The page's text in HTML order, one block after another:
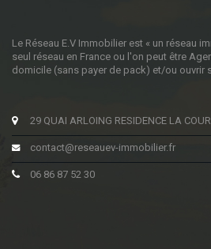
Le Réseau E.V Immobilier est « un réseau
seul réseau en France ou l'on peut être
domicile (sans payer de pack) et/ou ouvrir
29 QUAI ARLOING RESIDENCE LA
contact@reseauev-immobilier.fr
06 86 87 52 30